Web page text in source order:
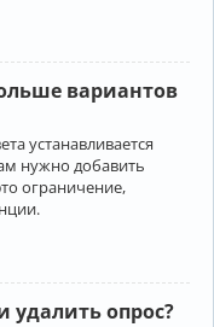
вариантов
устанавливается
нужно добавить
ограничение,
удалить опрос?